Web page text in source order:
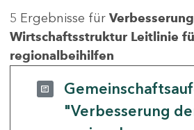
5 Ergebnisse für
Wirtschaftsstruktur Leitlinie
regionalbeihilfen
"Verbesserung